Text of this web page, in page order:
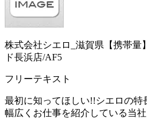
株式会社シエロ_滋賀県【携帯量
ド長浜店/AF5
フリーテキスト
最初に知ってほしい!!シエロの特
幅広くお仕事を紹介している当社